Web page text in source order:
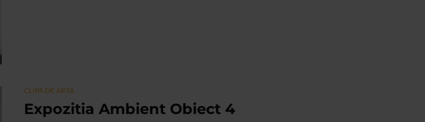
CLIPA DE ARTA
Expozitia Ambient Obiect 4